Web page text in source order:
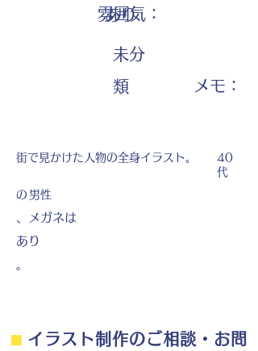
あり
雰囲気：
未分
類
​メモ：
街で見かけた人物の全身イラスト。
40
代
の 男性
、メガネは
あり
。
⬛︎イラスト制作のご相談・お問